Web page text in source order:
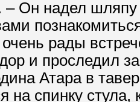
Он надел шляпу
рады
и проследил
Атара в
на спинку стула,